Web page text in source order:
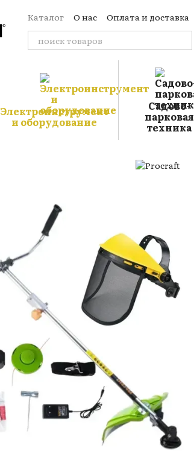
Каталог О нас
Оплата и доставка
Обмен и возврат
Контакты
Отзывы о магазине
Пользовательское соглашение
Электроинструмент
и оборудование
Садово-
парковая
техника